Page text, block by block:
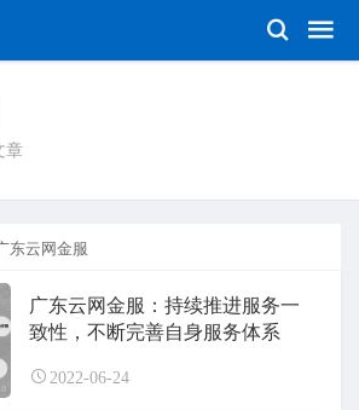
章
东云网金服
广东云网金服：持续推进服务一
致性，不断完善自身服务体系
2022-06-24